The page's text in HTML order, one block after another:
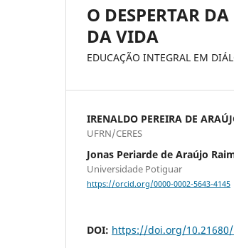
O DESPERTAR
DA VIDA
EDUCAÇÃO INTEGRAL EM
IRENALDO PEREIRA DE
UFRN/CERES
Jonas Periarde de Araújo
Universidade Potiguar
https://orcid.org/0000-0002-5643-4145
DOI: https://doi.org/10.21680/